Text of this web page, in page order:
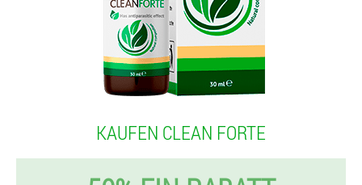
KAUFEN CLEAN FORTE